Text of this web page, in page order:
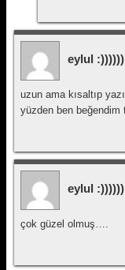
eylul :))))))
uzun ama kısaltıp
yüzden ben beğendim
eylul :))))))
çok güzel olmuş….